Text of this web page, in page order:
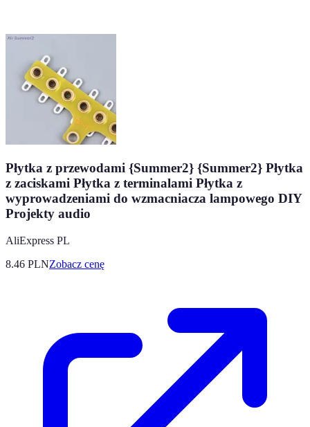
Płytka z przewodami {Summer2} {Summer2} Płytka
z zaciskami Płytka z terminalami Płytka z
wyprowadzeniami do wzmacniacza lampowego DIY
Projekty audio
AliExpress PL
8.46 PLNZobacz cenę